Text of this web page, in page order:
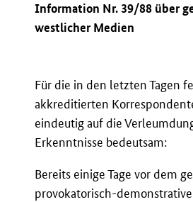
Information Nr. 39/88 über
westlicher Medien
Für die in den letzten Tagen
akkreditierten
eindeutig auf die
Erkenntnisse bedeutsam:
Bereits einige Tage vor dem
provokatorisch-